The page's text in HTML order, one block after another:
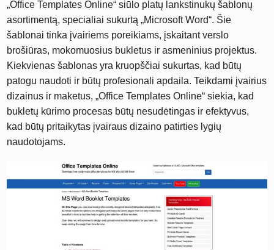
„Office Templates Online“ siūlo platų lankstinukų šablonų
asortimentą, specialiai sukurtą „Microsoft Word“. Šie
šablonai tinka įvairiems poreikiams, įskaitant verslo
brošiūras, mokomuosius bukletus ir asmeninius projektus.
Kiekvienas šablonas yra kruopščiai sukurtas, kad būtų
patogu naudoti ir būtų profesionali apdaila. Teikdami įvairius
dizainus ir maketus, „Office Templates Online“ siekia, kad
bukletų kūrimo procesas būtų nesudėtingas ir efektyvus,
kad būtų pritaikytas įvairaus dizaino patirties lygių
naudotojams.